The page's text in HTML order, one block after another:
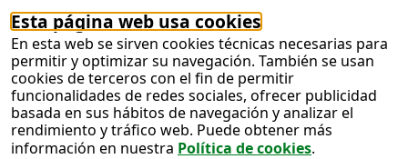
Esta página web usa cookies
En esta web se sirven cookies técnicas necesarias para
permitir y optimizar su navegación. También se usan
cookies de terceros con el fin de permitir
funcionalidades de redes sociales, ofrecer publicidad
basada en sus hábitos de navegación y analizar el
rendimiento y tráfico web. Puede obtener más
información en nuestra Política de cookies.